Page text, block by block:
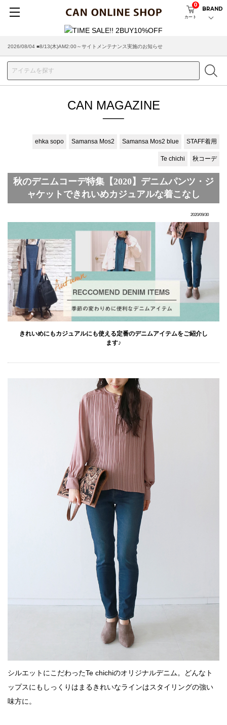
カート
0
BRAND
2026/08/04 ■8/13(木)AM2:00～サイトメンテナンス実施のお知らせ
2026/07/29 ■【お知らせ】ヤマト運輸の配送遅延・停止について
CAN MAGAZINE
ehka sopo Samansa Mos2 Samansa Mos2 blue STAFF着用
Te chichi 秋コーデ
秋のデニムコーデ特集【2020】デニムパンツ・ジ
ャケットできれいめカジュアルな着こなし
2020/09/30
きれいめにもカジュアルにも使える定番のデニムアイテムをご紹介し
ます♪
シルエットにこだわったTe chichiのオリジナルデニム。どんなト
ップスにもしっくりはまるきれいなラインはスタイリングの強い
味方に。